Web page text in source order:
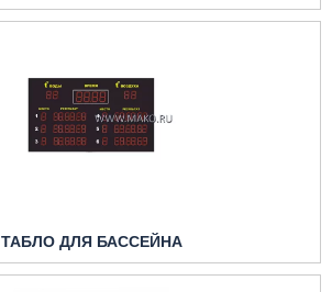
ТАБЛО ДЛЯ БАССЕЙНА